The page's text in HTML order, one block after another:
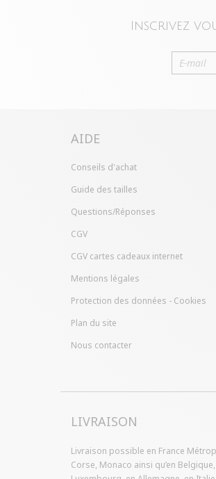
Inscrivez
AIDE
Conseils d'achat
Guide des tailles
Questions/Réponses
CGV
CGV cartes cadeaux internet
Mentions légales
Protection des données - Cookies
Plan du site
Nous contacter
LIVRAISON
Livraison possible en France
Corse, Monaco ainsi qu’en